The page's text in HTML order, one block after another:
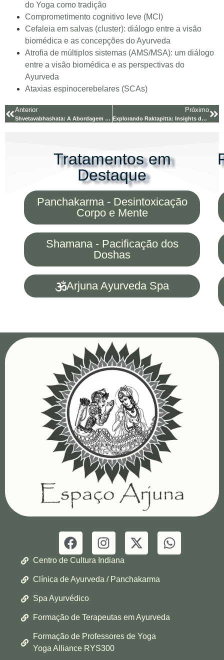
do Yoga como tradição
Comprometimento cognitivo leve (MCI)
Cefaleia em salvas (cluster): diálogo entre a visão
biomédica e as concepções do Ayurveda
Atrofia de múltiplos sistemas (AMS/MSA): um diálogo
entre a visão biomédica e as perspectivas do
Ayurveda
Ataxias espinocerebelares (SCAs)
Anterior
Shvetavabhashata: A Abordagem Ayurvédica para Distúrbios da
Próximo
Explorando Raktapitta: Insights do Ayurveda e Paralelos
Tratamentos em
Destaque
Panchakarma - Desintoxicação
Corpo e Mente
Shamana - Pacificação dos
Doshas
Arjuna Ayurveda Spa
Centro de Cultura Indiana
Clínica de Ayurveda / Panchakarma
Spa Ayurvédico
Formação de Terapeutas em Ayurveda
Formação de Professores de Yoga
Yoga Alliance RYS300